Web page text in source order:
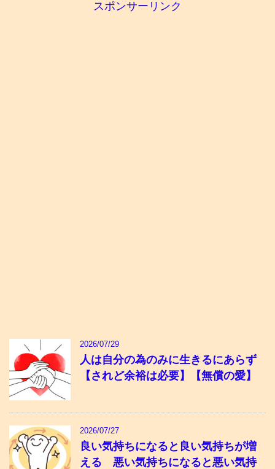
スポンサーリンク
2026/07/29
人は自分の為のみに生きるにあらず
【されど余裕は必要】【無償の愛】
2026/07/27
良い気持ちになると良い気持ちが増
える 悪い気持ちになると悪い気持